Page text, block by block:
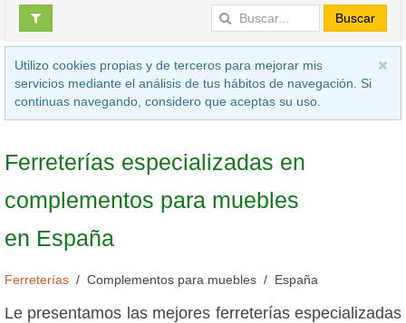
Buscar
Utilizo cookies propias y de terceros para mejorar mis
servicios mediante el análisis de tus hábitos de navegación. Si
continuas navegando, considero que aceptas su uso.
Ferreterías especializadas en
complementos para muebles
en España
Ferreterías Complementos para muebles España
Le presentamos las mejores ferreterías especializadas